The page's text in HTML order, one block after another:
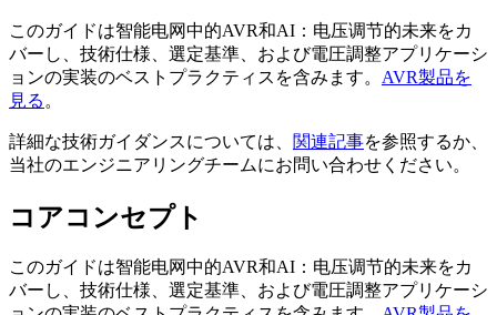
このガイドは智能电网中的AVR和AI：电压调节的未来をカ
バーし、技術仕様、選定基準、および電圧調整アプリケーシ
ョンの実装のベストプラクティスを含みます。 AVR製品を
見る 。
詳細な技術ガイダンスについては、 関連記事を参照するか、
当社のエンジニアリングチームにお問い合わせください。
コアコンセプト
このガイドは智能电网中的AVR和AI：电压调节的未来をカ
バーし、技術仕様、選定基準、および電圧調整アプリケーシ